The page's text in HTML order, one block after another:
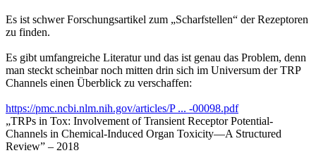
Es ist schwer Forschungsartikel zum „Scharfstellen“ der Rezeptoren
zu finden.
Es gibt umfangreiche Literatur und das ist genau das Problem, denn
man steckt scheinbar noch mitten drin sich im Universum der TRP
Channels einen Überblick zu verschaffen:
https://pmc.ncbi.nlm.nih.gov/articles/P ... -00098.pdf
„TRPs in Tox: Involvement of Transient Receptor Potential-
Channels in Chemical-Induced Organ Toxicity—A Structured
Review” – 2018